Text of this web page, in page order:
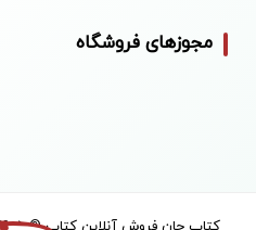
مجوزهای فروشگاه